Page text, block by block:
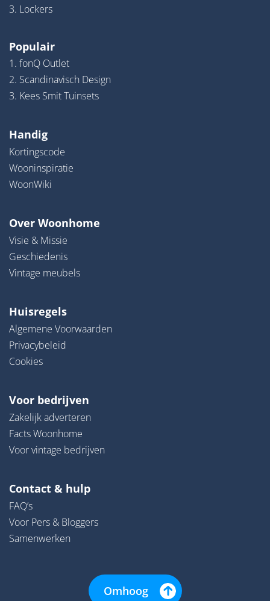
3. Lockers
Populair
1. fonQ Outlet
2. Scandinavisch Design
3. Kees Smit Tuinsets
Handig
Kortingscode
Wooninspiratie
WoonWiki
Over Woonhome
Visie & Missie
Geschiedenis
Vintage meubels
Huisregels
Algemene Voorwaarden
Privacybeleid
Cookies
Voor bedrijven
Zakelijk adverteren
Facts Woonhome
Voor vintage bedrijven
Contact & hulp
FAQ’s
Voor Pers & Bloggers
Samenwerken
Omhoog